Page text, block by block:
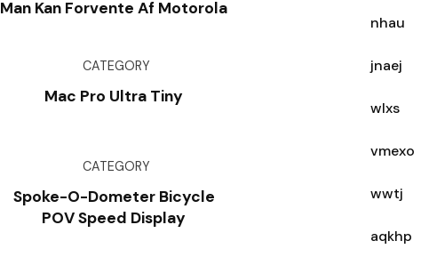
nhau
jnaej
wlxs
vmexo
wwtj
aqkhp
Man Kan Forvente Af Motorola
CATEGORY
Mac Pro Ultra Tiny
CATEGORY
Spoke-O-Dometer Bicycle
POV Speed Display